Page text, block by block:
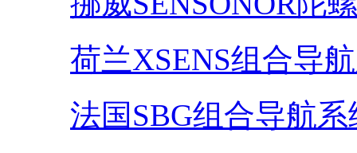
荷兰XSENS组合导
法国SBG组合导航系